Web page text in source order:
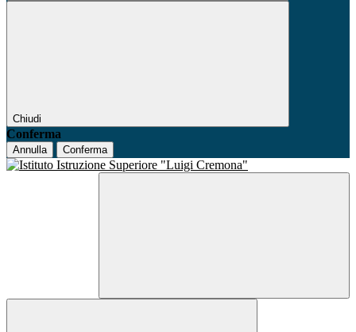
Chiudi
Conferma
Annulla Conferma